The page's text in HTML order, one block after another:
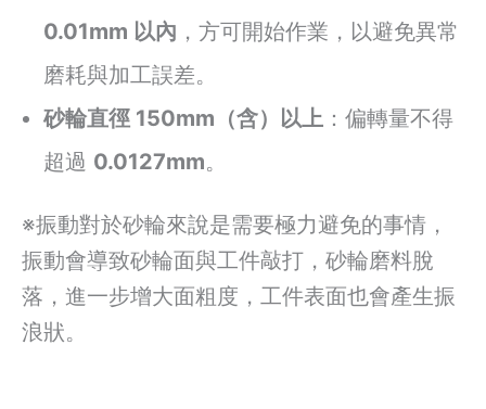
0.01mm 以內 ，方可開始作業，以避免異常
磨耗與加工誤差。
砂輪直徑 150mm（含）以上 ：偏轉量不得
超過 0.0127mm。
※振動對於砂輪來說是需要極力避免的事情，
振動會導致砂輪面與工件敲打，砂輪磨料脫
落，進一步增大面粗度，工件表面也會產生振
浪狀。